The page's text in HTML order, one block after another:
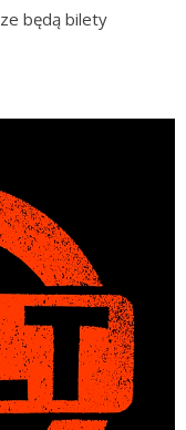
będą bilety